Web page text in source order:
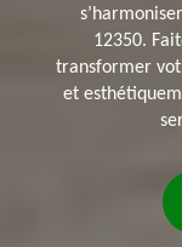
12350.
transformer
et